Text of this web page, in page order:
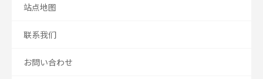
站点地图
联系我们
お問い合わせ